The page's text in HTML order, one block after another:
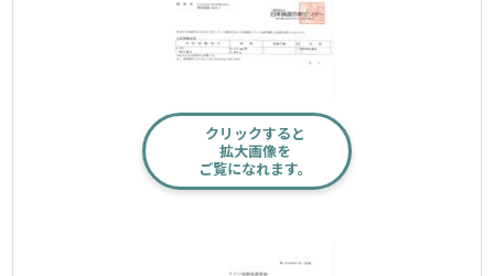
クリックすると
拡大画像を
ご覧になれます。